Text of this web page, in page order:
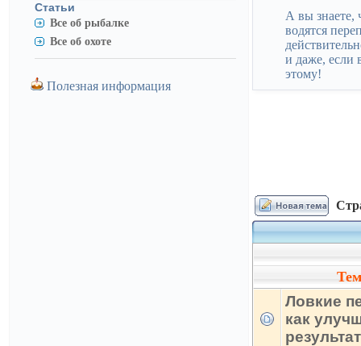
Статьи
Все об рыбалке
Все об охоте
Полезная информация
А вы знаете,
водятся
и даже, если
этому!
Ловкие
как